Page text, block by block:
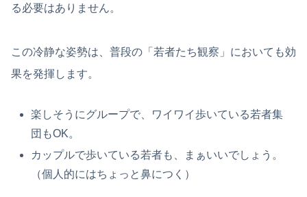
る必要はありません。
この冷静な姿勢は、普段の「若者たち観察」においても効
果を発揮します。
楽しそうにグループで、ワイワイ歩いている若者集
団もOK。
カップルで歩いている若者も、まぁいいでしょう。
（個人的にはちょっと鼻につく）